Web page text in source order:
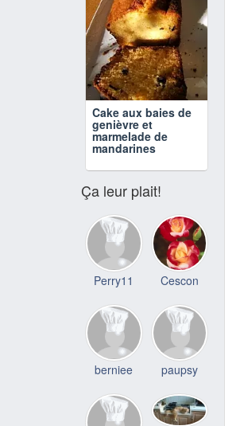
Cake aux baies de
genièvre et
marmelade de
mandarines
Ça leur plait!
Perry11 Cescon
berniee paupsy